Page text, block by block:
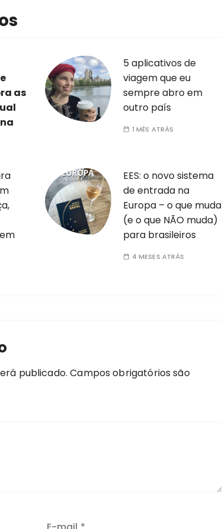
as
5 aplicativos de
viagem que eu
sempre abro em
outro país
1 MÊS ATRÁS
EES: o novo sistema
de entrada na
Europa – o que muda
(e o que NÃO muda)
para brasileiros
4 MESES ATRÁS
publicado. Campos obrigatórios são